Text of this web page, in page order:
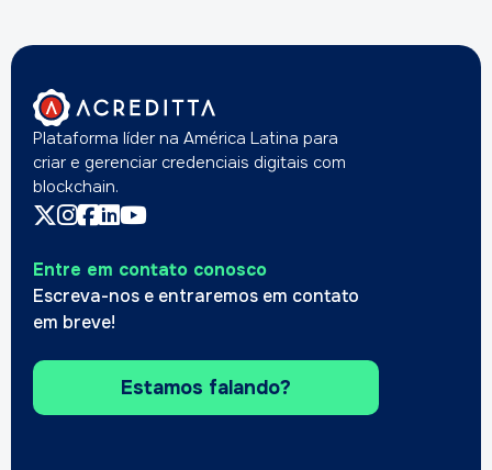
Plataforma líder na América Latina para
criar e gerenciar credenciais digitais com
blockchain.
Entre em contato conosco
Escreva-nos e entraremos em contato
em breve!
Estamos falando?